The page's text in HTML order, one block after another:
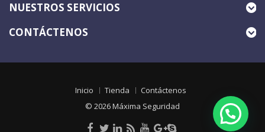
NUESTROS SERVICIOS
CONTÁCTENOS
Inicio Tienda
Contáctenos
© 2026Máxima Seguridad